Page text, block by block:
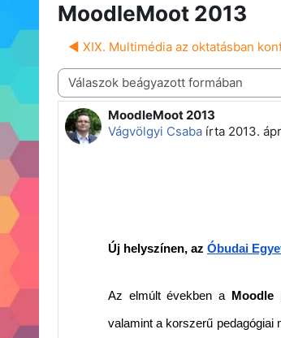
MoodleMoot 2013
◀︎ XIX. Multimédia az oktatásban
Megjelenítési mód
MoodleMoot 2013
Vágvölgyi Csaba írta 2013.
Válaszok szám: 0
Új helyszínen, az Óbudai
Az elmúlt években a Moodle
valamint a korszerű pedagógiai